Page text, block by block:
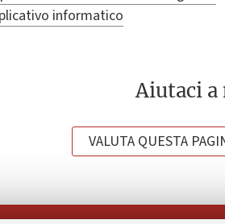
informatico
Aiutaci
VALUTA QUESTA